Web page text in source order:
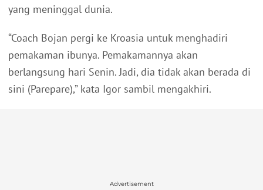
yang meninggal dunia.
“Coach Bojan pergi ke Kroasia untuk menghadiri
pemakaman ibunya. Pemakamannya akan
berlangsung hari Senin. Jadi, dia tidak akan berada di
sini (Parepare),” kata Igor sambil mengakhiri.
Advertisement